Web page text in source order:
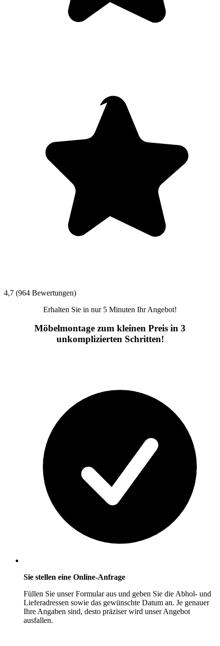
4,7 (964 Bewertungen)
Erhalten Sie in nur 5 Minuten Ihr Angebot!
Möbelmontage zum kleinen Preis in 3
unkomplizierten Schritten!
Sie stellen eine Online-Anfrage
Füllen Sie unser Formular aus und geben Sie die Abhol- und
Lieferadressen sowie das gewünschte Datum an. Je genauer
Ihre Angaben sind, desto präziser wird unser Angebot
ausfallen.